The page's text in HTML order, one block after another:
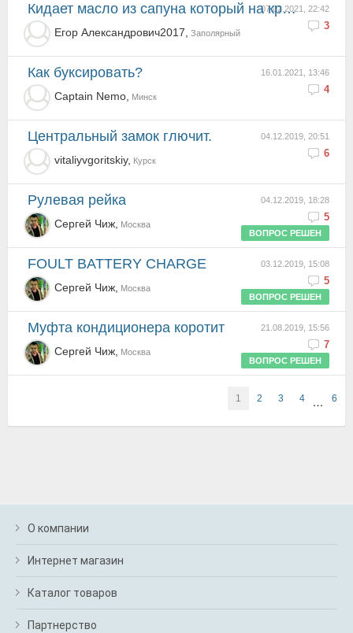
07.02.2021, 22:42
3
Кидает масло из сапуна который на крышке клапанов
Егор Александрович2017, Заполярный
16.01.2021, 13:46
4
Как буксировать?
Captain Nemo, Минск
04.12.2019, 20:51
6
Центральный замок глючит.
vitaliyvgoritskiy, Курск
04.12.2019, 18:28
5
Рулевая рейка
Сергей Чиж,
Москва
ВОПРОС РЕШЕН
03.12.2019, 15:08
5
FOULT BATTERY CHARGE
Сергей Чиж,
Москва
ВОПРОС РЕШЕН
21.08.2019, 15:56
7
Муфта кондиционера коротит
Сергей Чиж,
Москва
ВОПРОС РЕШЕН
1 2 3 4 … 6
О компании
Интернет магазин
Каталог товаров
Партнерство